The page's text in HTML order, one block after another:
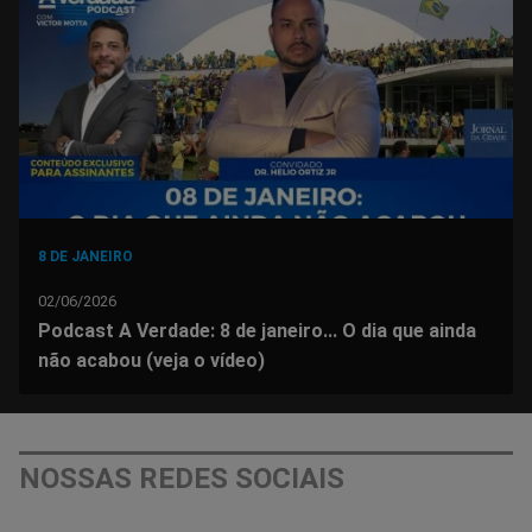
FacebookWhatsappTwitterMessengerTelegramGettr
8 DE JANEIRO
02/06/2026
Podcast A Verdade: 8 de janeiro... O dia que ainda
não acabou (veja o vídeo)
NOSSAS REDES SOCIAIS